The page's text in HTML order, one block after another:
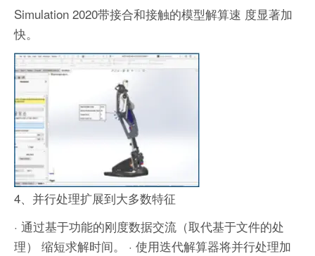
Simulation 2020带接合和接触的模型解算速 度显著加
快。
4、并行处理扩展到大多数特征
· 通过基于功能的刚度数据交流（取代基于文件的处
理） 缩短求解时间。
· 使用迭代解算器将并行处理加